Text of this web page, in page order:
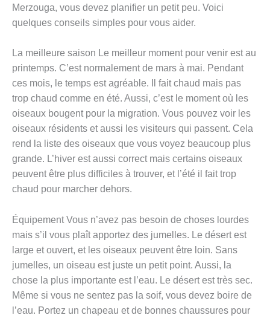
Merzouga, vous devez planifier un petit peu. Voici
quelques conseils simples pour vous aider.
La meilleure saison Le meilleur moment pour venir est au
printemps. C’est normalement de mars à mai. Pendant
ces mois, le temps est agréable. Il fait chaud mais pas
trop chaud comme en été. Aussi, c’est le moment où les
oiseaux bougent pour la migration. Vous pouvez voir les
oiseaux résidents et aussi les visiteurs qui passent. Cela
rend la liste des oiseaux que vous voyez beaucoup plus
grande. L’hiver est aussi correct mais certains oiseaux
peuvent être plus difficiles à trouver, et l’été il fait trop
chaud pour marcher dehors.
Équipement Vous n’avez pas besoin de choses lourdes
mais s’il vous plaît apportez des jumelles. Le désert est
large et ouvert, et les oiseaux peuvent être loin. Sans
jumelles, un oiseau est juste un petit point. Aussi, la
chose la plus importante est l’eau. Le désert est très sec.
Même si vous ne sentez pas la soif, vous devez boire de
l’eau. Portez un chapeau et de bonnes chaussures pour